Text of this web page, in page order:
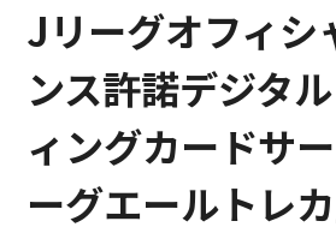
Jリーグオフィシ
ンス許諾デジタ
ィングカードサ
ーグエールトレ